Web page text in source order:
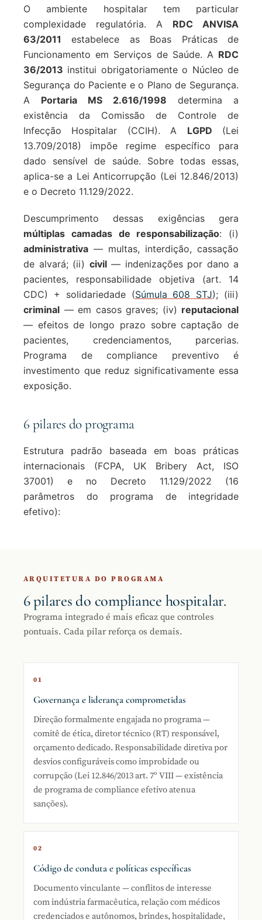
O ambiente hospitalar tem particular
complexidade regulatória. A RDC ANVISA
63/2011 estabelece as Boas Práticas de
Funcionamento em Serviços de Saúde. A RDC
36/2013 institui obrigatoriamente o Núcleo de
Segurança do Paciente e o Plano de Segurança.
A Portaria MS 2.616/1998 determina a
existência da Comissão de Controle de
Infecção Hospitalar (CCIH). A LGPD (Lei
13.709/2018) impõe regime específico para
dado sensível de saúde. Sobre todas essas,
aplica-se a Lei Anticorrupção (Lei 12.846/2013)
e o Decreto 11.129/2022.
Descumprimento dessas exigências gera
múltiplas camadas de responsabilização: (i)
administrativa — multas, interdição, cassação
de alvará; (ii) civil— indenizações por dano a
pacientes, responsabilidade objetiva (art. 14
CDC) + solidariedade (Súmula 608 STJ); (iii)
criminal — em casos graves; (iv) reputacional
— efeitos de longo prazo sobre captação de
pacientes, credenciamentos, parcerias.
Programa de compliance preventivo é
investimento que reduz significativamente essa
exposição.
6 pilares do programa
Estrutura padrão baseada em boas práticas
internacionais (FCPA, UK Bribery Act, ISO
37001) e no Decreto 11.129/2022 (16
parâmetros do programa de integridade
efetivo):
ARQUITETURA DO PROGRAMA
6 pilares do compliance hospitalar.
Programa integrado é mais eficaz que controles
pontuais. Cada pilar reforça os demais.
01
Governança e liderança comprometidas
Direção formalmente engajada no programa —
comitê de ética, diretor técnico (RT) responsável,
orçamento dedicado. Responsabilidade diretiva por
desvios configuráveis como improbidade ou
corrupção (Lei 12.846/2013 art. 7º VIII — existência
de programa de compliance efetivo atenua
sanções).
02
Código de conduta e políticas específicas
Documento vinculante — conflitos de interesse
com indústria farmacêutica, relação com médicos
credenciados e autônomos, brindes, hospitalidade,